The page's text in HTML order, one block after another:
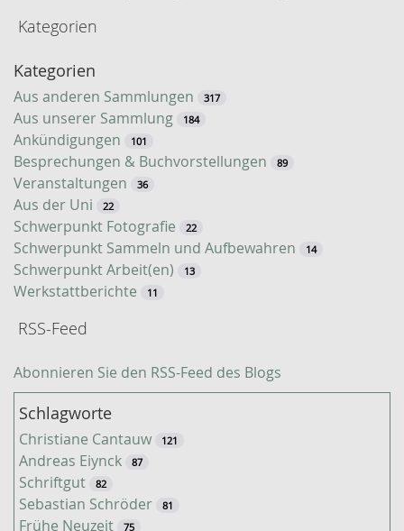
S
u
c
h
e
Kategorien
Kategorien
Aus anderen Sammlungen 317
Aus unserer Sammlung 184
Ankündigungen 101
Besprechungen & Buchvorstellungen 89
Veranstaltungen 36
Aus der Uni 22
Schwerpunkt Fotografie 22
Schwerpunkt Sammeln und Aufbewahren 14
Schwerpunkt Arbeit(en) 13
Werkstattberichte 11
RSS-Feed
Abonnieren Sie den RSS-Feed des Blogs
Schlagworte
Christiane Cantauw 121
Andreas Eiynck 87
Schriftgut 82
Sebastian Schröder 81
Frühe Neuzeit 75